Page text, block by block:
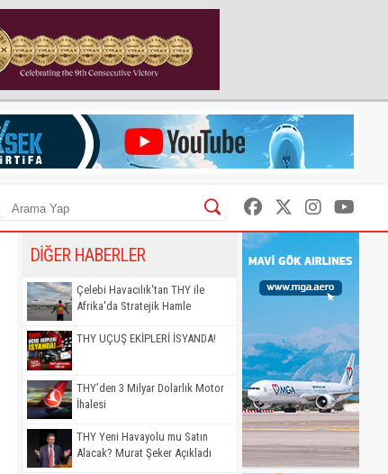
DİĞER HABERLER
Çelebi Havacılık'tan THY ile
Afrika'da Stratejik Hamle
THY UÇUŞ EKİPLERİ İSYANDA!
THY’den 3 Milyar Dolarlık Motor
İhalesi
THY Yeni Havayolu mu Satın
Alacak? Murat Şeker Açıkladı